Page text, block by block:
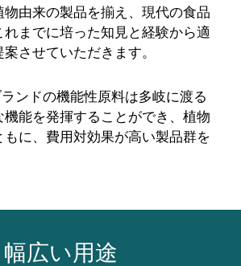
由来の製品を揃え、現代の食品
れまでに培った知見と経験から適
させていただきます。
ランドの機能性原料は多岐に渡る
機能を発揮することができ、植物
もに、費用対効果が高い製品群を
幅広い用途